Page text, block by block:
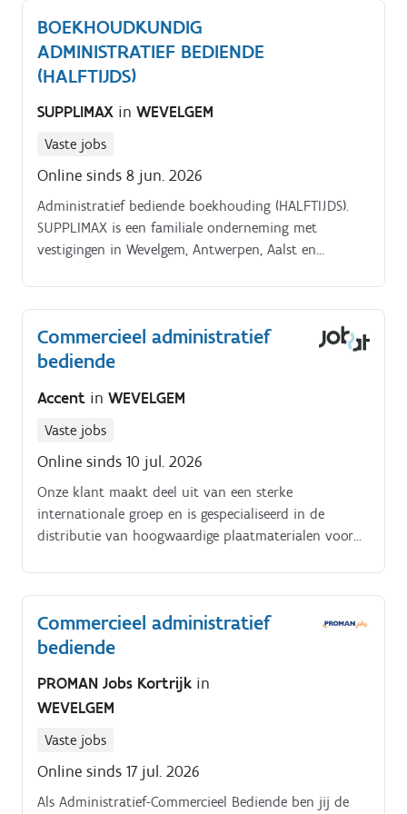
BOEKHOUDKUNDIG
ADMINISTRATIEF BEDIENDE
(HALFTIJDS)
SUPPLIMAX in WEVELGEM
Vaste jobs
Online sinds 8 jun. 2026
Administratief bediende boekhouding (HALFTIJDS).
SUPPLIMAX is een familiale onderneming met
vestigingen in Wevelgem, Antwerpen, Aalst en
Commercieel administratief
bediende
Accent in WEVELGEM
Vaste jobs
Online sinds 10 jul. 2026
Onze klant maakt deel uit van een sterke
internationale groep en is gespecialiseerd in de
distributie van hoogwaardige plaatmaterialen voor
expertise, sterke leveranciersrelaties en klantgerichte
aanpak zijn ze uitgegroeid tot een betrouwbare
partner voor tal van professionele klanten.
Commercieel administratief
bediende
PROMAN Jobs Kortrijk in
WEVELGEM
Vaste jobs
Online sinds 17 jul. 2026
Als Administratief-Commercieel Bediende ben jij de